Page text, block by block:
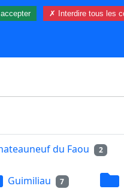
du Faou 2
Guimiliau 7
✗ Interdire tous les